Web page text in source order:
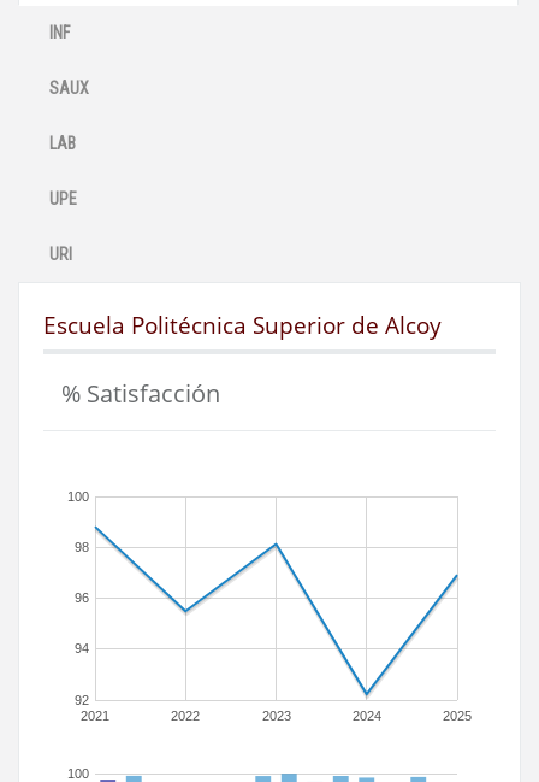
INF
SAUX
LAB
UPE
URI
Escuela Politécnica Superior de Alcoy
% Satisfacción
2021 2022 2023 2024 2025
92
94
96
98
100
100